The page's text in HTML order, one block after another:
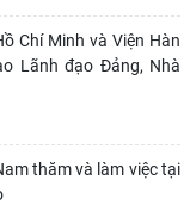
Chí Minh và Viện Hàn
Lãnh đạo Đảng, Nhà
thăm và làm việc tại